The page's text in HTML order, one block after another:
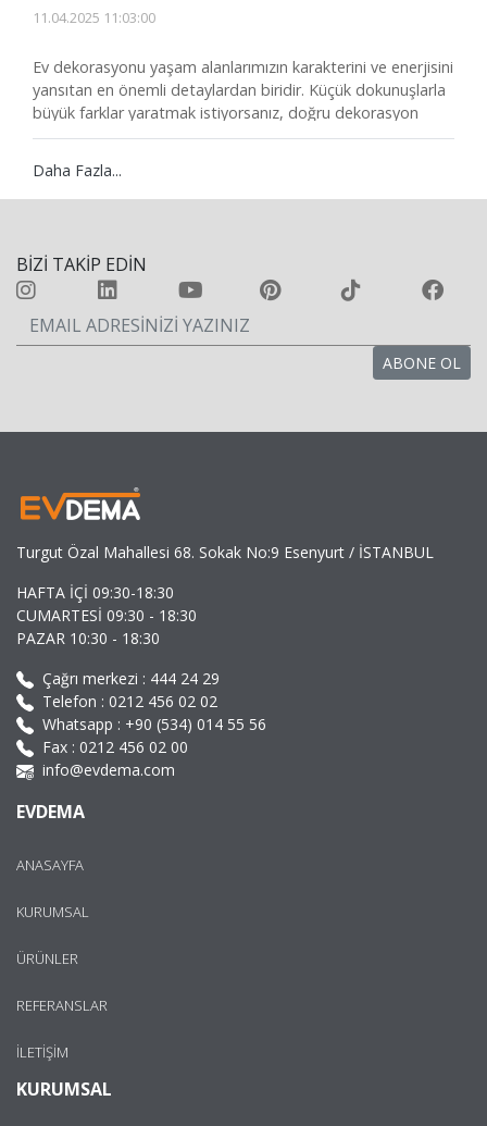
11.04.2025 11:03:00
Ev dekorasyonu yaşam alanlarımızın karakterini ve enerjisini
yansıtan en önemli detaylardan biridir. Küçük dokunuşlarla
büyük farklar yaratmak istiyorsanız, doğru dekorasyon
aksesuarlarını tercih etmeniz yeterli. Peki evinizin tarzına
dekorasyon aksesuarları ile ilgili trendlerden ipuçlarına
kadar her şeyi bulabilirsiniz.
Daha Fazla...
BİZİ TAKİP EDİN
Turgut Özal Mahallesi 68. Sokak No:9 Esenyurt / İSTANBUL
HAFTA İÇİ 09:30-18:30
CUMARTESİ 09:30 - 18:30
PAZAR 10:30 - 18:30
Çağrı merkezi : 444 24 29
Telefon : 0212 456 02 02
Whatsapp : +90 (534) 014 55 56
Fax : 0212 456 02 00
info@evdema.com
EVDEMA
ANASAYFA
KURUMSAL
ÜRÜNLER
REFERANSLAR
İLETİŞİM
KURUMSAL